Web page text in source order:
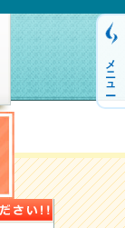
メニュー